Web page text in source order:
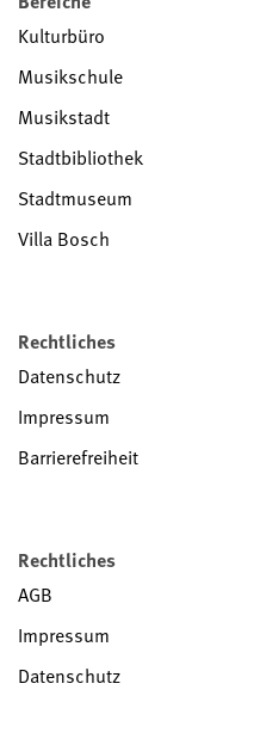
Kulturbüro
Musikschule
Musikstadt
Stadtbibliothek
Stadtmuseum
Villa Bosch
Rechtliches
Datenschutz
Impressum
Barrierefreiheit
Rechtliches
AGB
Impressum
Datenschutz